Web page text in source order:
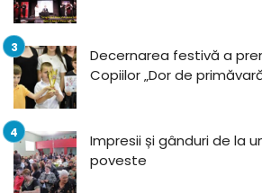
Decernarea festivă a
Copiilor „Dor de
Impresii și gânduri de la
poveste